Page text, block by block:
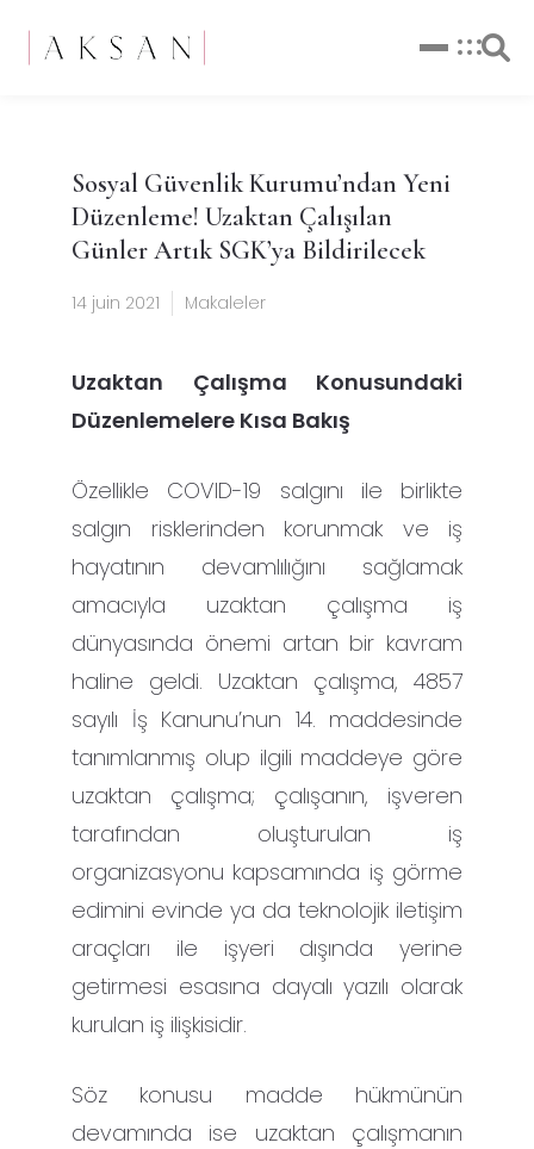
Sosyal Güvenlik Kurumu’ndan Yeni
Düzenleme! Uzaktan Çalışılan
Günler Artık SGK’ya Bildirilecek
14 juin 2021 Makaleler
Uzaktan Çalışma Konusundaki
Düzenlemelere Kısa Bakış
Özellikle COVID-19 salgını ile birlikte
salgın risklerinden korunmak ve iş
hayatının devamlılığını sağlamak
amacıyla uzaktan çalışma iş
dünyasında önemi artan bir kavram
haline geldi. Uzaktan çalışma, 4857
sayılı İş Kanunu’nun 14. maddesinde
tanımlanmış olup ilgili maddeye göre
uzaktan çalışma; çalışanın, işveren
tarafından oluşturulan iş
organizasyonu kapsamında iş görme
edimini evinde ya da teknolojik iletişim
araçları ile işyeri dışında yerine
getirmesi esasına dayalı yazılı olarak
kurulan iş ilişkisidir.
Söz konusu madde hükmünün
devamında ise uzaktan çalışmanın